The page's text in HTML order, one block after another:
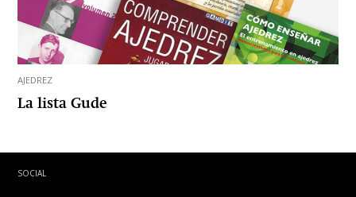
AJEDREZ
La lista Gude
SOCIAL